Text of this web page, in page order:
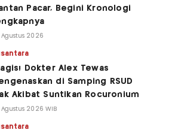
Pacar, Begini Kronologi
Agustus 2026
Dokter Alex Tewas
di Samping RSUD
Akibat Suntikan Rocuronium
Agustus 2026 WIB